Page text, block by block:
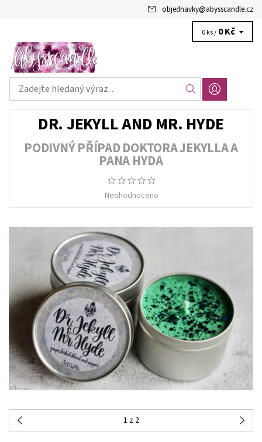
objednavky@abysscandle.cz
0 ks / 0 Kč
DR. JEKYLL AND MR. HYDE
PODIVNÝ PŘÍPAD DOKTORA JEKYLLA A
PANA HYDA
Neohodnoceno
1 z 2